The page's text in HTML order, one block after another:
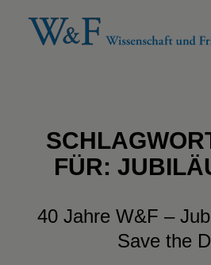
FÜR:
40 Jahre W&F –
Save the